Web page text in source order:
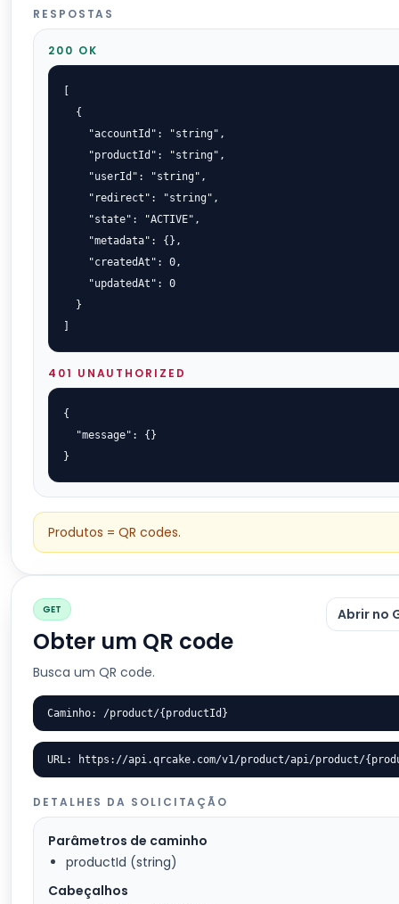
RESPOSTAS
200 OK
  {
    "accountId": "string",
    "productId": "string",
    "userId": "string",
    "redirect": "string",
    "state": "ACTIVE",
    "metadata": {},
    "createdAt": 0,
    "updatedAt": 0
  }
401 UNAUTHORIZED
{
  "message": {}
}
Produtos = QR codes.
GET
Obter um QR code
Busca um QR code.
Abrir no
Caminho: /product/{productId}
URL: https://api.qrcake.com/v1/product/api/product/
DETALHES DA SOLICITAÇÃO
Parâmetros de caminho
productId (string)
Cabeçalhos